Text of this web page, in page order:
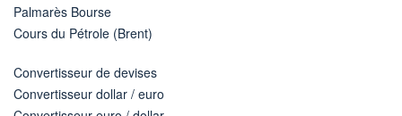
Palmarès Bourse
Cours du Pétrole (Brent)
Convertisseur de devises
Convertisseur dollar / euro